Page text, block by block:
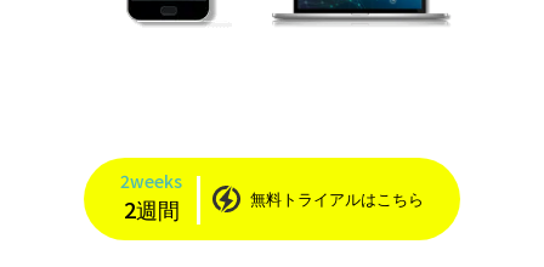
2weeks
2週間 無料トライアルはこちら